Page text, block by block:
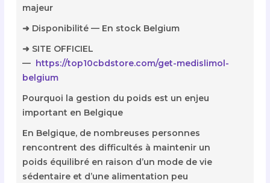
majeur
➜ Disponibilité — En stock Belgium
➜ SITE OFFICIEL
— https://top10cbdstore.com/get-medislimol-
belgium
Pourquoi la gestion du poids est un enjeu
important en Belgique
En Belgique, de nombreuses personnes
rencontrent des difficultés à maintenir un
poids équilibré en raison d’un mode de vie
sédentaire et d’une alimentation peu